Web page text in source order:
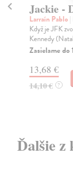
Jackie -
Larraín Pablo|
Když je JFK
Kennedy
Zasielame do
13,68 €
14,10 € ?
Ďalšie z